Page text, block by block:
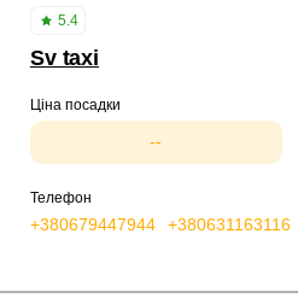
5.4
Sv taxi
Ціна посадки
--
Телефон
+380679447944 +380631163116